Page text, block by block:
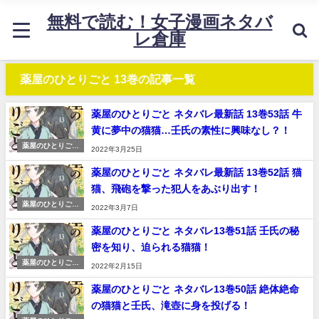
無料で読む！女子漫画ネタバ
レ倉庫
薬屋のひとりごと 13巻の記事一覧
薬屋のひとりごと
き手帳~ ネタバレ
感想
薬屋のひとりごと ネタバレ最新話 13巻53話 牛
黄に夢中の猫猫…壬氏の素性に興味なし？！
2022年3月25日
薬屋のひとりごと
き手帳~ ネタバレ
感想
薬屋のひとりごと ネタバレ最新話 13巻52話 猫
猫、飛砲を撃った犯人をあぶり出す！
2022年3月7日
薬屋のひとりごと
き手帳~ ネタバレ
感想
薬屋のひとりごと ネタバレ13巻51話 壬氏の秘
密を知り、迫られる猫猫！
2022年2月15日
薬屋のひとりごと ネタバレ13巻50話 絶体絶命
の猫猫と壬氏、滝壺に身を投げる！